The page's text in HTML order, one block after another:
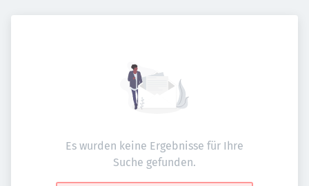
Es wurden keine Ergebnisse für Ihre
Suche gefunden.